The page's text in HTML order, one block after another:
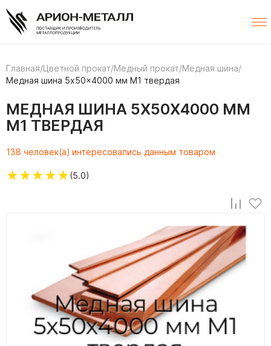
Главная/Цветной прокат/Медный прокат/Медная шина/
Медная шина 5x50x4000 мм М1 твердая
МЕДНАЯ ШИНА 5X50X4000 ММ
М1 ТВЕРДАЯ
138 человек(а) интересовались данным товаром
★★★★★(5.0)